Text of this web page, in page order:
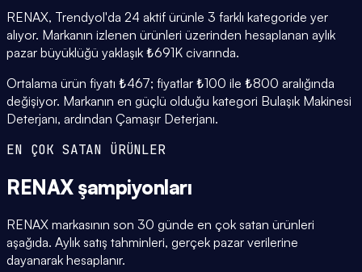
RENAX, Trendyol'da 24 aktif ürünle 3 farklı kategoride yer
alıyor. Markanın izlenen ürünleri üzerinden hesaplanan aylık
pazar büyüklüğü yaklaşık ₺691K civarında.
Ortalama ürün fiyatı ₺467; fiyatlar ₺100 ile ₺800 aralığında
değişiyor. Markanın en güçlü olduğu kategori Bulaşık Makinesi
Deterjanı, ardından Çamaşır Deterjanı.
EN ÇOK SATAN ÜRÜNLER
RENAX şampiyonları
RENAX markasının son 30 günde en çok satan ürünleri
aşağıda. Aylık satış tahminleri, gerçek pazar verilerine
dayanarak hesaplanır.